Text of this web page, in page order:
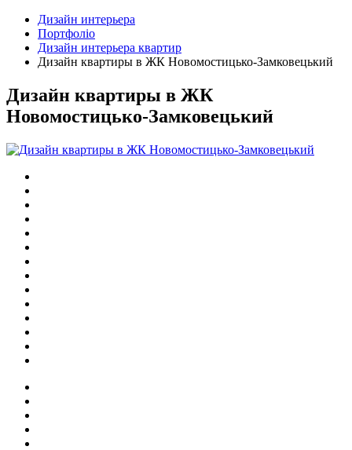
Дизайн интерьера
Портфоліо
Дизайн интерьера квартир
Дизайн квартиры в ЖК Новомостицько-Замковецький
Дизайн квартиры в ЖК
Новомостицько-Замковецький